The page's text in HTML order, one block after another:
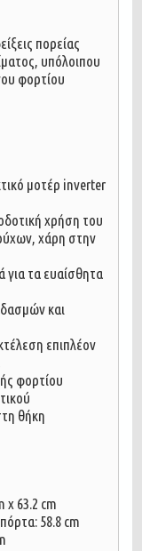
πορείας
υπόλοιπου
φορτίου
μοτέρ inverter
χρήση του
χάρη στην
τα ευαίσθητα
και
επιπλέον
φορτίου
θήκη
x 63.2 cm
58.8 cm